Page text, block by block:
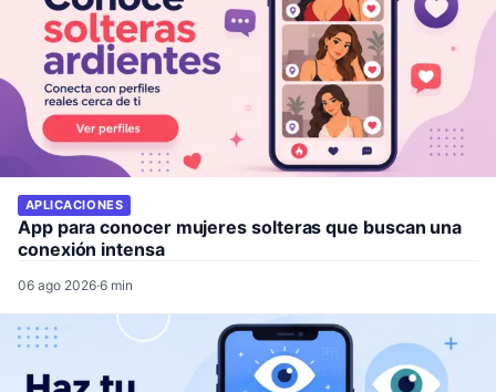
APLICACIONES
App para conocer mujeres solteras que buscan una
conexión intensa
06 ago 2026·6 min